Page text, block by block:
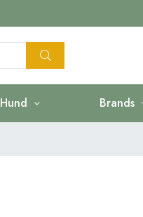
Hund Brands